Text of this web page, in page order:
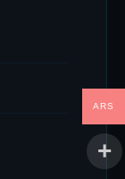
ARS